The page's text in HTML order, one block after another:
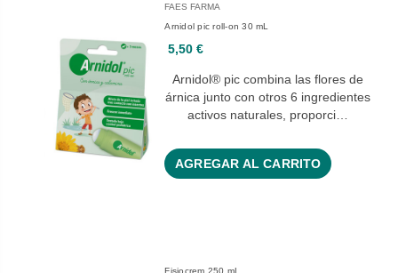
FAES FARMA
Arnidol pic roll-on 30 mL
5,50 €
Arnidol® pic combina las flores de
árnica junto con otros 6 ingredientes
activos naturales, proporci…
AGREGAR AL CARRITO